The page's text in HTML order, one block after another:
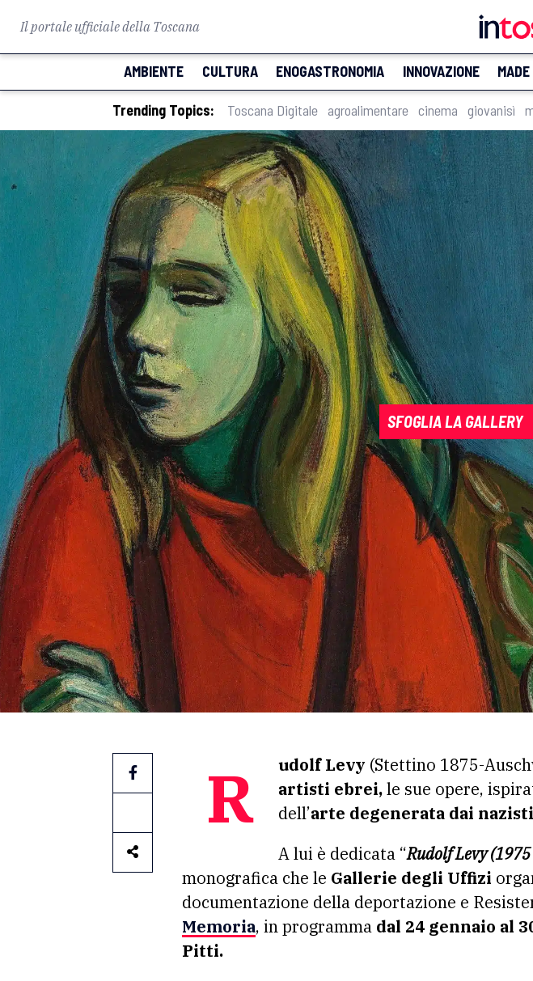
Il portale ufficiale della Toscana
AMBIENTE CULTURA ENOGASTRONOMIA INNOVAZIONE
Trending Topics: Toscana Digitale agroalimentare cinema giovanisì
SFOGLIA LA GALLERY
Rudolf Levy (Stettino 1875-
artisti ebrei,le sue opere,
dell’arte degenerata dai
A lui è dedicata “Rudolf Levy (1975
monografica che le Gallerie degli Uffizi
documentazione della deportazione e
Memoria, in programma dal 24 gennaio al
Pitti.